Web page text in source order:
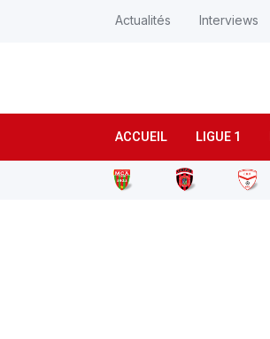
ACCUEIL LIGUE 1
Actualités Interviews